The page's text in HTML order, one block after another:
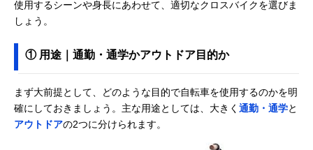
使用するシーンや身長にあわせて、適切なクロスバイクを選びま
しょう。
① 用途｜通勤・通学かアウトドア目的か
まず大前提として、どのような目的で自転車を使用するのかを明
確にしておきましょう。主な用途としては、大きく 通勤・通学と
アウトドアの2つに分けられます。